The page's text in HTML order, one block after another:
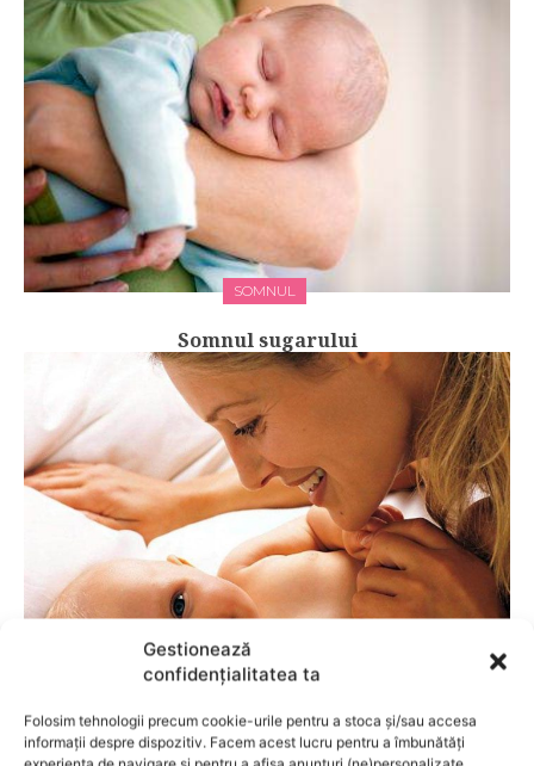
Gestionează
confidențialitatea ta
Folosim tehnologii precum cookie-urile pentru a stoca și/sau accesa
informații despre dispozitiv. Facem acest lucru pentru a îmbunătăți
SOMNUL
Somnul sugarului
DEZVOLTAREA BEBELUSULUI
Etape de involutie in dezvoltarea fizica a
bebelusului